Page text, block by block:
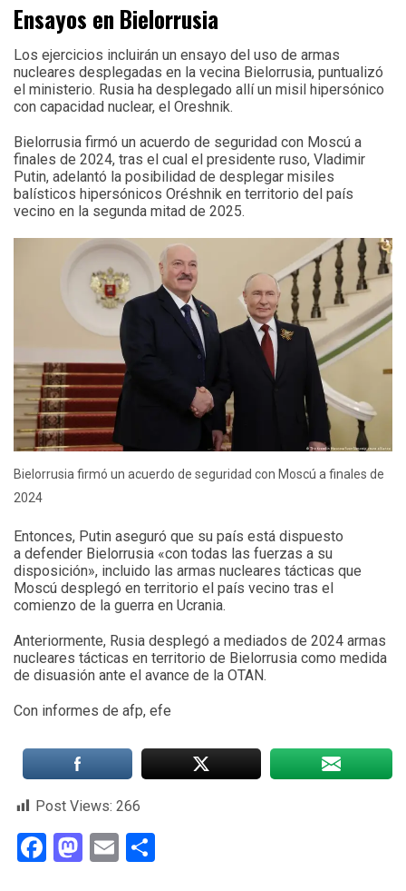
Ensayos en Bielorrusia
Los ejercicios incluirán un ensayo del uso de armas
nucleares desplegadas en la vecina Bielorrusia, puntualizó
el ministerio. Rusia ha desplegado allí un misil hipersónico
con capacidad nuclear, el Oreshnik.
Bielorrusia firmó un acuerdo de seguridad con Moscú a
finales de 2024, tras el cual el presidente ruso, Vladimir
Putin, adelantó la posibilidad de desplegar misiles
balísticos hipersónicos Oréshnik en territorio del país
vecino en la segunda mitad de 2025.
Bielorrusia firmó un acuerdo de seguridad con Moscú a finales de
2024
Entonces, Putin aseguró que su país está dispuesto
a defender Bielorrusia «con todas las fuerzas a su
disposición», incluido las armas nucleares tácticas que
Moscú desplegó en territorio el país vecino tras el
comienzo de la guerra en Ucrania.
Anteriormente, Rusia desplegó a mediados de 2024 armas
nucleares tácticas en territorio de Bielorrusia como medida
de disuasión ante el avance de la OTAN.
Con informes de afp, efe
Post Views: 266
Facebook
Mastodon
Email